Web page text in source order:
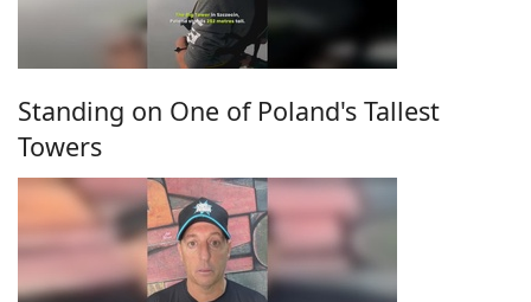
Standing on One of Poland's Tallest
Towers